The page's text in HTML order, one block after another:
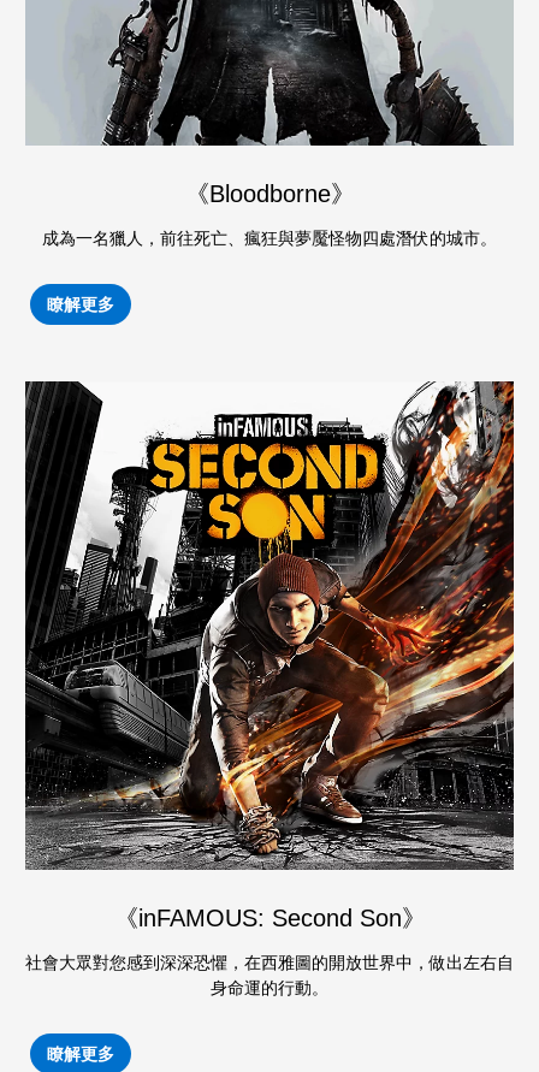
《Bloodborne》
成為一名獵人，前往死亡、瘋狂與夢魘怪物四處潛伏的城市。
瞭解更多
《inFAMOUS: Second Son》
社會大眾對您感到深深恐懼，在西雅圖的開放世界中，做出左右自
身命運的行動。
瞭解更多